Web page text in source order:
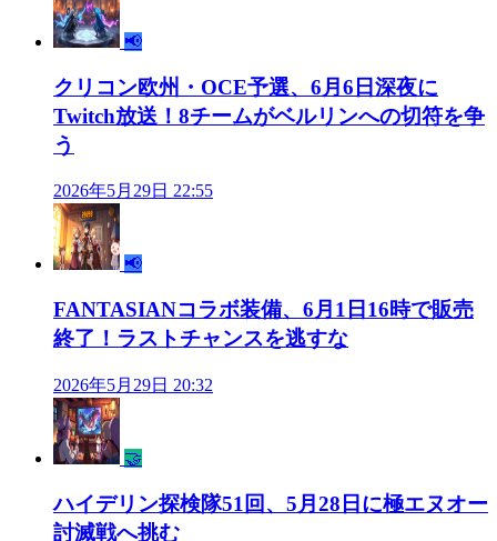
📢
クリコン欧州・OCE予選、6月6日深夜に
Twitch放送！8チームがベルリンへの切符を争
う
2026年5月29日 22:55
📢
FANTASIANコラボ装備、6月1日16時で販売
終了！ラストチャンスを逃すな
2026年5月29日 20:32
🤝
ハイデリン探検隊51回、5月28日に極エヌオー
討滅戦へ挑む